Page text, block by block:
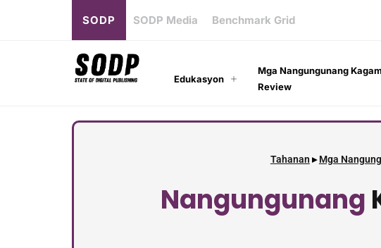
SODP SODP Media Benchmark Grid
Edukasyon
Mga Nangungunang
Review
Tahanan ▸Mga
Nangungunang